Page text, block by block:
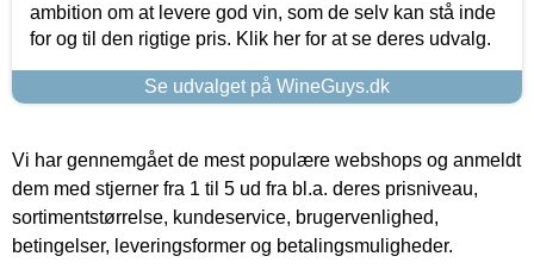
ambition om at levere god vin, som de selv kan stå inde
for og til den rigtige pris. Klik her for at se deres udvalg.
Se udvalget på WineGuys.dk
Vi har gennemgået de mest populære webshops og anmeldt
dem med stjerner fra 1 til 5 ud fra bl.a. deres prisniveau,
sortimentstørrelse, kundeservice, brugervenlighed,
betingelser, leveringsformer og betalingsmuligheder.